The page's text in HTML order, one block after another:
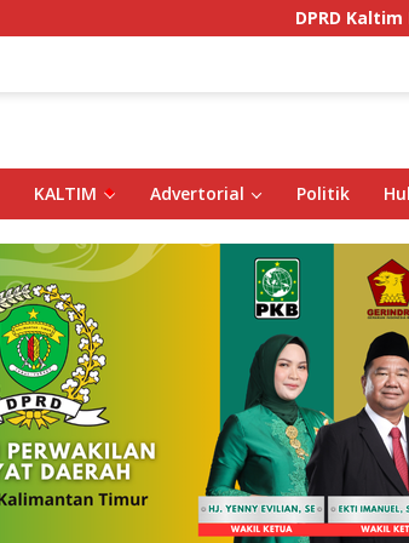
DPRD Kaltim
KALTIM Advertorial Politik